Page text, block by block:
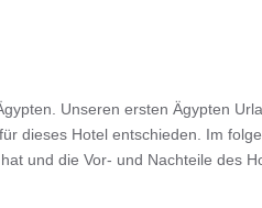
Unseren ersten Ägypten
dieses Hotel entschieden. Im
und die Vor- und Nachteile des